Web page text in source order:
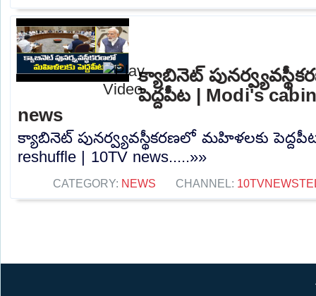
క్యాబినెట్
పెద్దపీట | Modi's
news
క్యాబినెట్ పునర్వ్యవస్థీకరణలో మహిళలకు పెద్దపీట
reshuffle | 10TV news.....»»
CATEGORY: NEWS CHANNEL: